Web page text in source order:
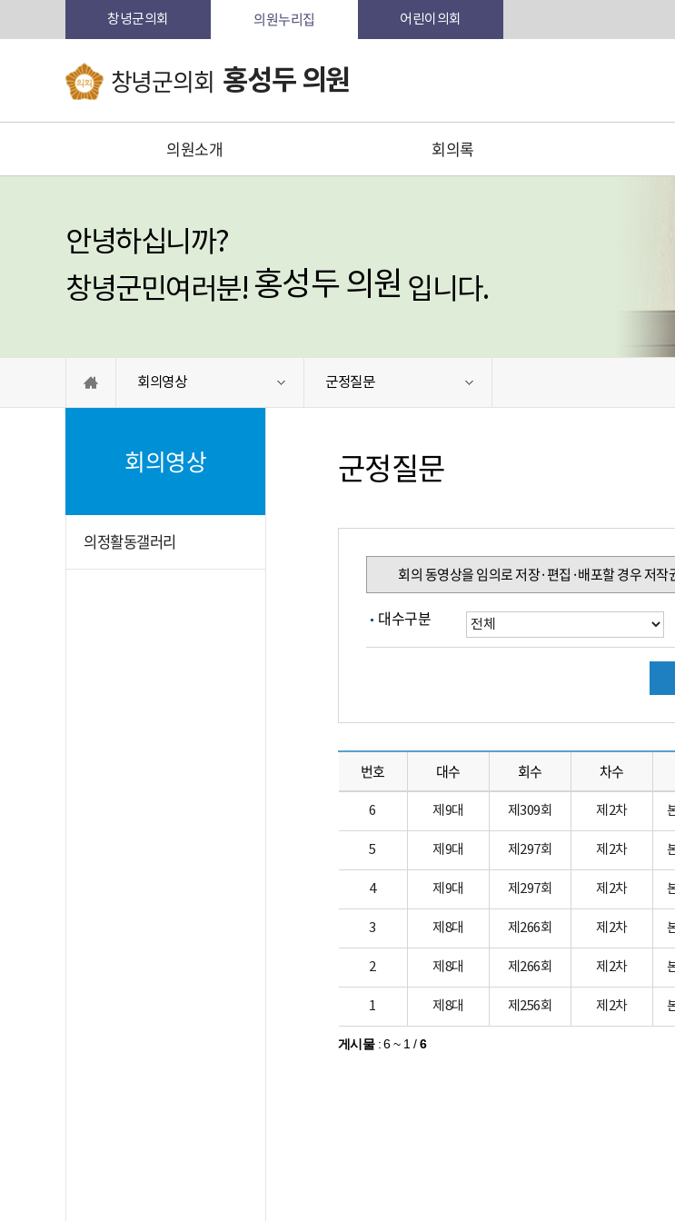
창녕군의회 의원누리집 어린이의회
창녕군의회 홍성두 의원
의원소개 회의록
안녕하십니까?
창녕군민여러분! 홍성두 의원 입니다.
회의영상 군정질문
회의영상
의정활동갤러리
군정질문
회의 동영상을 임의로 저장·편집·배포할 경우 저
대수구분
번호 대수 회수 차수
6 제9대 제309회 제2차
5 제9대 제297회 제2차
4 제9대 제297회 제2차
3 제8대 제266회 제2차
2 제8대 제266회 제2차
1 제8대 제256회 제2차
게시물:6 ~ 1/ 6